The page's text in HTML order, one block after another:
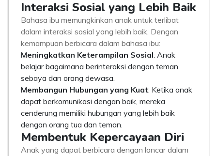
Interaksi Sosial yang Lebih Baik
Bahasa ibu memungkinkan anak untuk terlibat
dalam interaksi sosial yang lebih baik. Dengan
kemampuan berbicara dalam bahasa ibu:
Meningkatkan Keterampilan Sosial: Anak
belajar bagaimana berinteraksi dengan teman
sebaya dan orang dewasa.
Membangun Hubungan yang Kuat: Ketika anak
dapat berkomunikasi dengan baik, mereka
cenderung memiliki hubungan yang lebih baik
dengan orang tua dan teman.
Membentuk Kepercayaan Diri
Anak yang dapat berbicara dengan lancar dalam